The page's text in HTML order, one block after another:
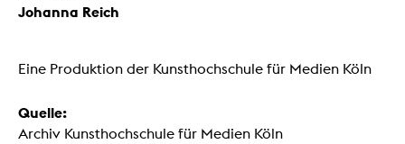
Johanna Reich
Eine Produktion der Kunsthochschule für Medien Köln
Quelle:
Archiv Kunsthochschule für Medien Köln